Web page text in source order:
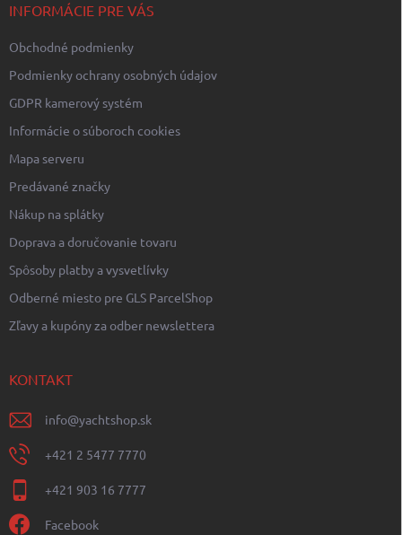
INFORMÁCIE PRE VÁS
Obchodné podmienky
Podmienky ochrany osobných údajov
GDPR kamerový systém
Informácie o súboroch cookies
Mapa serveru
Predávané značky
Nákup na splátky
Doprava a doručovanie tovaru
Spôsoby platby a vysvetlívky
Odberné miesto pre GLS ParcelShop
Zľavy a kupóny za odber newslettera
KONTAKT
info@yachtshop.sk
+421 2 5477 7770
+421 903 16 7777
Facebook